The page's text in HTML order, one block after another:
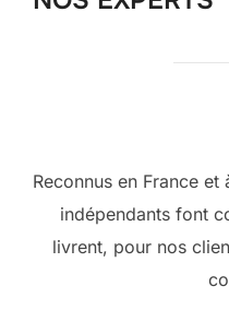
Reconnus en France et
indépendants font
livrent, pour nos